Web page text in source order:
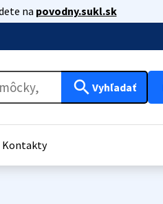
na povodny.sukl.sk
search Vyhľadať
Kontakty